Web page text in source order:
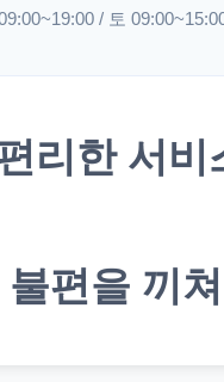
/ 토
리한 서
불편을 끼